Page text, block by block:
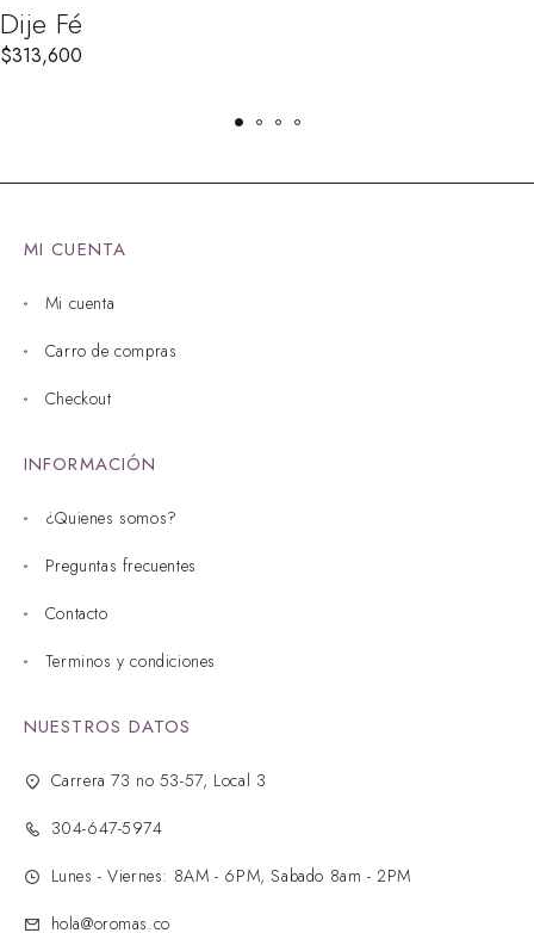
Dije Fé
$313,600
MI CUENTA
Mi cuenta
Carro de compras
Checkout
INFORMACIÓN
¿Quienes somos?
Preguntas frecuentes
Contacto
Terminos y condiciones
NUESTROS DATOS
Carrera 73 no 53-57, Local 3
304-647-5974
Lunes - Viernes: 8AM - 6PM, Sabado 8am - 2PM
hola@oromas.co